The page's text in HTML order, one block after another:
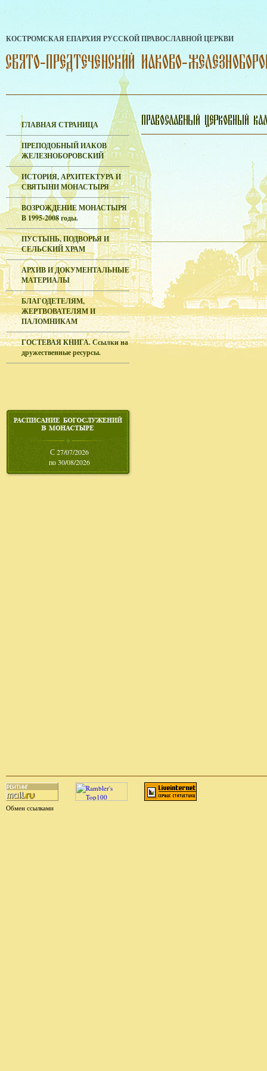
КОСТРОМСКАЯ ЕПАРХИЯ РУССКОЙ ПРАВОСЛАВНОЙ ЦЕРКВИ
ГЛАВНАЯ СТРАНИЦА
ПРЕПОДОБНЫЙ ИАКОВ
ЖЕЛЕЗНОБОРОВСКИЙ
ИСТОРИЯ, АРХИТЕКТУРА И
СВЯТЫНИ МОНАСТЫРЯ
ВОЗРОЖДЕНИЕ МОНАСТЫРЯ
В 1995-2008 годы.
ПУСТЫНЬ, ПОДВОРЬЯ И
СЕЛЬСКИЙ ХРАМ
АРХИВ И ДОКУМЕНТАЛЬНЫЕ
МАТЕРИАЛЫ
БЛАГОДЕТЕЛЯМ,
ЖЕРТВОВАТЕЛЯМ И
ПАЛОМНИКАМ
ГОСТЕВАЯ КНИГА. Ссылки на
дружественные ресурсы.
С 27/07/2026
по 30/08/2026
Обмен ссылками